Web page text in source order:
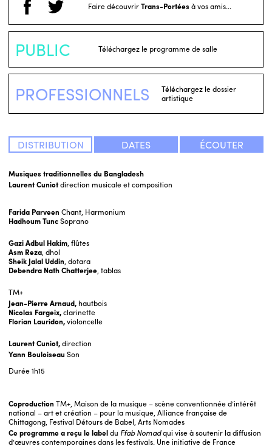
Musiques traditionnelles du Bangladesh
Laurent Cuniotdirection musicale et composition
Farida Parveen Chant, Harmonium
Hadhoum TuncSoprano
Gazi Adbul Hakim, flûtes
Asm Reza, dhol
Sheik Jalal Uddin, dotara
Debendra Nath Chatterjee, tablas
TM+
Jean-Pierre Arnaud, hautbois
Nicolas Fargeix,clarinette
Florian Lauridon,violoncelle
Laurent Cuniot,direction
Yann Bouloiseau Son
Durée1h15
Faire découvrirTrans-Portéesà vos amis...
PUBLIC Téléchargez le programme de salle
PROFESSIONNELS
Téléchargez le dossier
artistique
DISTRIBUTION DATES ÉCOUTER
Coproduction TM+, Maison de la musique – scène conventionnée d’intérêt
national – art et création – pour la musique, Alliance française de
Chittagong, Festival Détours de Babel, Arts Nomades
Ce programme a reçu le labeldu Ffab Nomadqui vise à soutenir la diffusion
d’œuvres contemporaines dans les festivals. Une initiative de France